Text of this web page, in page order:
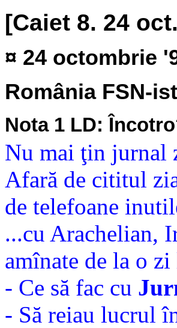
[Caiet 8. 24
¤ 24 octombrie
România FSN-
Nota 1 LD:
Nu mai ţin jurnal
Afară de cititul
de telefoane
...cu Arachelian,
amînate de la o zi
- Ce să fac cu
- Să reiau lucrul